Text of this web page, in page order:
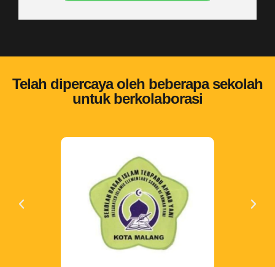
Telah dipercaya oleh beberapa sekolah
untuk berkolaborasi